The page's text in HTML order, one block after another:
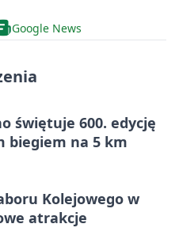
Google News
świętuje 600. edycję
biegiem na 5 km
Kolejowego w
atrakcje